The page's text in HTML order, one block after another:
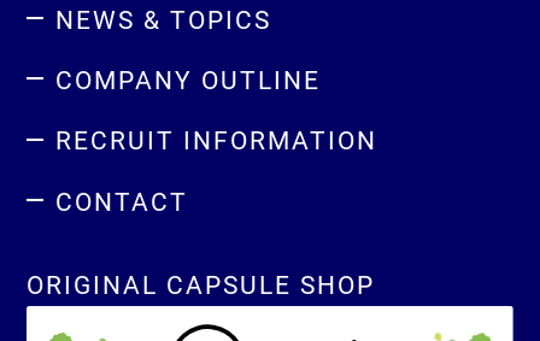
NEWS & TOPICS
COMPANY OUTLINE
RECRUIT INFORMATION
CONTACT
ORIGINAL CAPSULE SHOP